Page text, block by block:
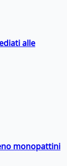
alle
monopattini